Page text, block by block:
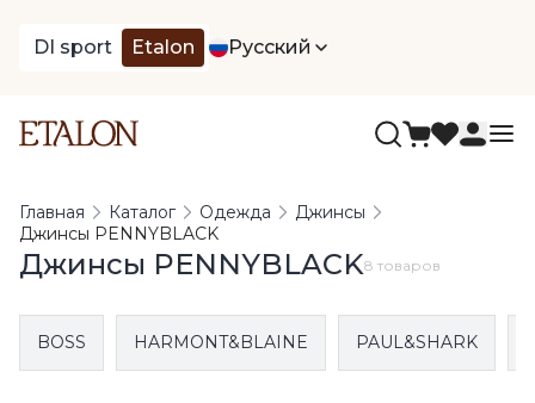
DI sport Etalon Русский
Главная Каталог Одежда
Джинсы
Джинсы PENNYBLACK
Джинсы PENNYBLACK8 товаров
BOSS HARMONT&BLAINE PAUL&SHARK